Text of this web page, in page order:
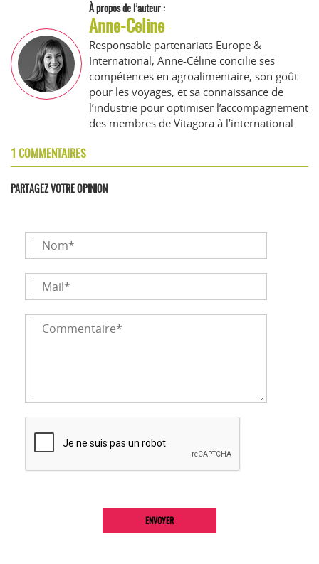
À propos de l’auteur :
Anne-Celine
Responsable partenariats Europe &
International, Anne-Céline concilie ses
compétences en agroalimentaire, son goût
pour les voyages, et sa connaissance de
l’industrie pour optimiser l’accompagnement
des membres de Vitagora à l’international.
1 COMMENTAIRES
PARTAGEZ VOTRE OPINION